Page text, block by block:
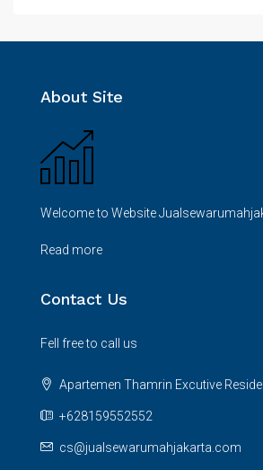
About Site
Welcome to Website
Read more
Contact Us
Fell free to call us
Apartemen Thamrin Excutive
+628159552552
cs@jualsewarumahjakarta.com